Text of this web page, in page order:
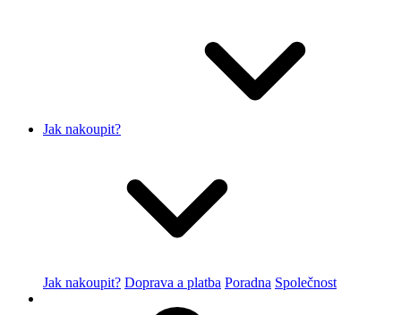
Jak nakoupit?
Jak nakoupit? Doprava a platba Poradna Společnost